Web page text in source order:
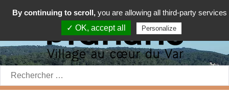
Rechercher:
By continuing to scroll, you are allowing all third-party services
✓ OK, accept all
Personalize